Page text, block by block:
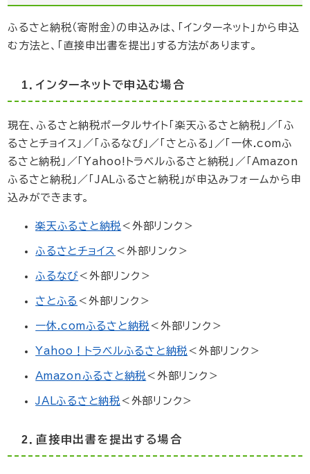
ふるさと納税（寄附金）の申込みは、「インターネット」から申込
む方法と、「直接申出書を提出」する方法があります。
1．インターネットで申込む場合
現在、ふるさと納税ポータルサイト「楽天ふるさと納税」／「ふ
るさとチョイス」／「ふるなび」／「さとふる」／「一休.comふ
るさと納税」／「Yahoo!トラベルふるさと納税」／「Amazon
ふるさと納税」／「JALふるさと納税」が申込みフォームから申
込みができます。
楽天ふるさと納税 ＜外部リンク＞
ふるさとチョイス ＜外部リンク＞
ふるなび＜外部リンク＞
さとふる ＜外部リンク＞
一休.comふるさと納税 ＜外部リンク＞
Yahoo！トラベルふるさと納税 ＜外部リンク＞
Amazonふるさと納税 ＜外部リンク＞
JALふるさと納税 ＜外部リンク＞
2．直接申出書を提出する場合